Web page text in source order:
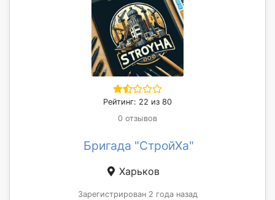
Рейтинг: 22 из 80
0 отзывов
Бригада "СтройХа"
Харьков
Зарегистрирован 2 года назад